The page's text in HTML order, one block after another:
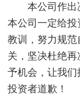
本公司作出
本公司一定给
教训，努力规
关，坚决杜绝
予机会，让我
投资者道歉！